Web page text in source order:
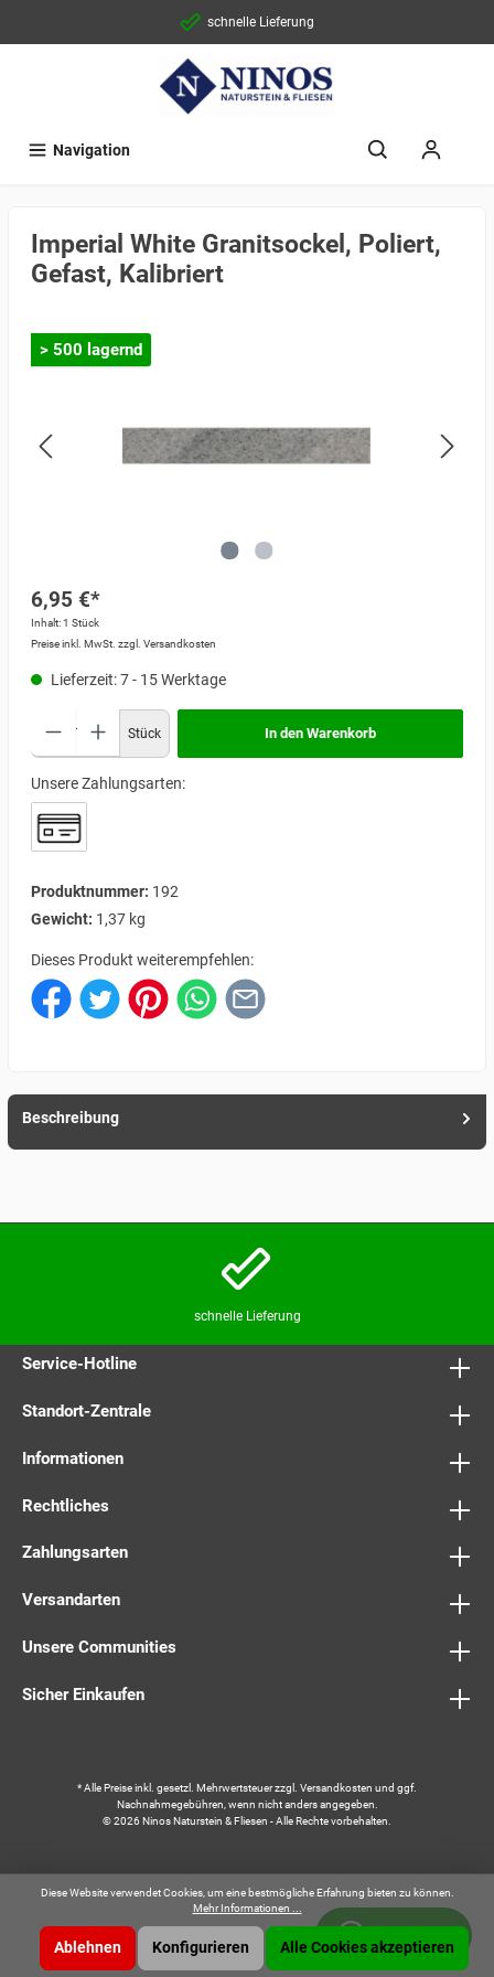
schnelle Lieferung
Navigation
Imperial White Granitsockel, Poliert,
Gefast, Kalibriert
> 500 lagernd
6,95 €*
Inhalt:1 Stück
Preise inkl. MwSt. zzgl. Versandkosten
Lieferzeit: 7 - 15 Werktage
Stück In den Warenkorb
Unsere Zahlungsarten:
Produktnummer: 192
Gewicht: 1,37 kg
Dieses Produkt weiterempfehlen:
Beschreibung
schnelle Lieferung
Service-Hotline
Standort-Zentrale
Informationen
Rechtliches
Zahlungsarten
Versandarten
Unsere Communities
Sicher Einkaufen
* Alle Preise inkl. gesetzl. Mehrwertsteuer zzgl. Versandkosten und ggf.
Nachnahmegebühren, wenn nicht anders angegeben.
© 2026 Ninos Naturstein & Fliesen - Alle Rechte vorbehalten.
Diese Website verwendet Cookies, um eine bestmögliche Erfahrung bieten zu können.
Mehr Informationen ...
Ablehnen Konfigurieren Alle Cookies akzeptieren